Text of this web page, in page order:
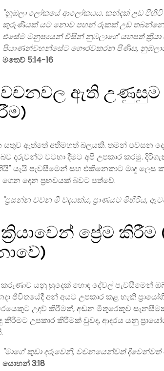
"නුඹලා ලෝකයේ ආලෝකයය. කන්දක් උඩ
කුරුණියක් යට නොව පහන් රුකක් උඩ
එසේම මනුෂ්‍යයන් විසින් නුඹලාගේ යහපත්
පියාණන්වහන්සේට ගෞරවකරන පිණිස,
මතෙව් 5:14-16
වචනවල ඇති
සතුව ඇත්තේ අතිමහත් බලයකි. තමන් පවසන
දරුවන්ට වටහා දීමට අපි උපකාර කරමු.
යැයි පැවසීමෙන් සහ එකිනෙකාට මෘදු
දෙන ප්‍රභවයක් බවට පත්වේ.
"ප්‍රසන්න වචන මී වදයක්ය, ප්‍රාණයට මිහිරිය,
ක්‍රියාවෙන් ප්‍රේම
කරුණාව යනු හුදෙක් හොඳ දේවල් පැවසීමෙන්
ජීවිතයේදී අන් අයට උපකාර කළ හැකි
උදව් කිරීමක්, අඬන මිතුරෙකුව
කිරීමට උපකාර කිරීමක් වුවද, ආදරය යනු
"මාගේ කුඩා දරුවෙනි, වචනයෙන්වත් දිවෙන්වත්
යොහන් 3:18